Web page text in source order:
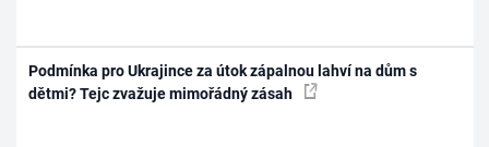
Podmínka pro Ukrajince za útok zápalnou lahví na dům s
dětmi? Tejc zvažuje mimořádný zásah